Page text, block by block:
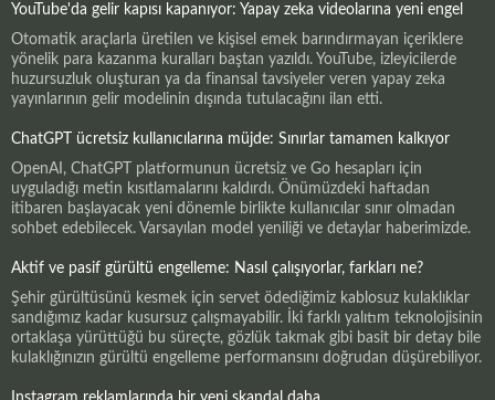
YouTube'da gelir kapısı kapanıyor: Yapay zeka videolarına yeni engel
Otomatik araçlarla üretilen ve kişisel emek barındırmayan içeriklere
yönelik para kazanma kuralları baştan yazıldı. YouTube, izleyicilerde
huzursuzluk oluşturan ya da finansal tavsiyeler veren yapay zeka
yayınlarının gelir modelinin dışında tutulacağını ilan etti.
ChatGPT ücretsiz kullanıcılarına müjde: Sınırlar tamamen kalkıyor
OpenAI, ChatGPT platformunun ücretsiz ve Go hesapları için
uyguladığı metin kısıtlamalarını kaldırdı. Önümüzdeki haftadan
itibaren başlayacak yeni dönemle birlikte kullanıcılar sınır olmadan
sohbet edebilecek. Varsayılan model yeniliği ve detaylar haberimizde.
Aktif ve pasif gürültü engelleme: Nasıl çalışıyorlar, farkları ne?
Şehir gürültüsünü kesmek için servet ödediğimiz kablosuz kulaklıklar
sandığımız kadar kusursuz çalışmayabilir. İki farklı yalıtım teknolojisinin
ortaklaşa yürüttüğü bu süreçte, gözlük takmak gibi basit bir detay bile
kulaklığınızın gürültü engelleme performansını doğrudan düşürebiliyor.